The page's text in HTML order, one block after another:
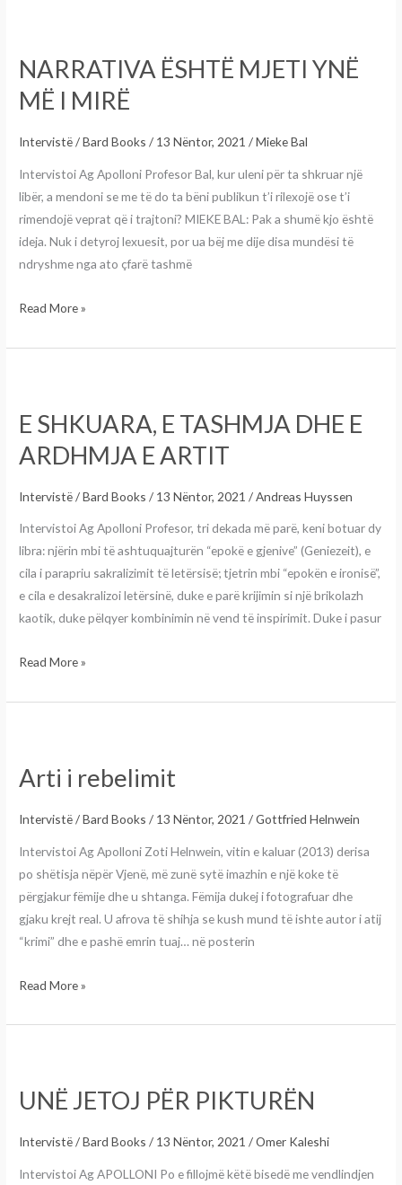
NARRATIVA ËSHTË MJETI YNË
MË I MIRË
Intervistë/Bard Books/ 13 Nëntor, 2021/Mieke Bal
Intervistoi Ag Apolloni Profesor Bal, kur uleni për ta shkruar një
libër, a mendoni se me të do ta bëni publikun t’i rilexojë ose t’i
rimendojë veprat që i trajtoni? MIEKE BAL: Pak a shumë kjo është
ideja. Nuk i detyroj lexuesit, por ua bëj me dije disa mundësi të
ndryshme nga ato çfarë tashmë
MJETI
YNË
MË
I
Read More »
E SHKUARA, E TASHMJA DHE E
ARDHMJA E ARTIT
Intervistë/Bard Books/ 13 Nëntor, 2021/Andreas Huyssen
Intervistoi Ag Apolloni Profesor, tri dekada më parë, keni botuar dy
libra: njërin mbi të ashtuquajturën “epokë e gjenive” (Geniezeit), e
cila i parapriu sakralizimit të letërsisë; tjetrin mbi “epokën e ironisë”,
e cila e desakralizoi letërsinë, duke e parë krijimin si një brikolazh
kaotik, duke pëlqyer kombinimin në vend të inspirimit. Duke i pasur
E
TASHMJA
DHE
E
E
ARTIT
Read More »
Arti i rebelimit
Intervistë/Bard Books/ 13 Nëntor, 2021/Gottfried Helnwein
Intervistoi Ag Apolloni Zoti Helnwein, vitin e kaluar (2013) derisa
po shëtisja nëpër Vjenë, më zunë sytë imazhin e një koke të
përgjakur fëmije dhe u shtanga. Fëmija dukej i fotografuar dhe
gjaku krejt real. U afrova të shihja se kush mund të ishte autor i atij
“krimi” dhe e pashë emrin tuaj… në posterin
rebelimit
Read More »
UNË JETOJ PËR PIKTURËN
Intervistë/Bard Books/ 13 Nëntor, 2021/Omer Kaleshi
Intervistoi Ag APOLLONI Po e fillojmë këtë bisedë me vendlindjen
PËR